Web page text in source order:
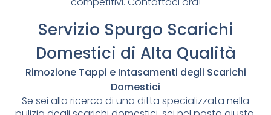
Servizio Spurgo Scarichi
Domestici di Alta Qualità
Rimozione Tappi e Intasamenti degli Scarichi
Domestici
Se sei alla ricerca di una ditta specializzata nella